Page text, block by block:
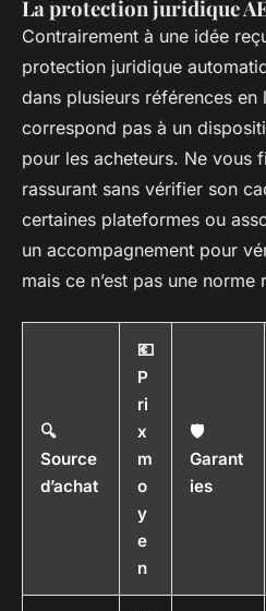
La protection juridique
Contrairement à une idée
protection juridique
dans plusieurs références en
correspond pas à un
pour les acheteurs. Ne vous
rassurant sans vérifier son
certaines plateformes ou
un accompagnement pour
mais ce n’est pas une norme
🔍
Source
d’achat
💶
P
ri
x
m
o
y
e
n
🛡️
Garant
ies